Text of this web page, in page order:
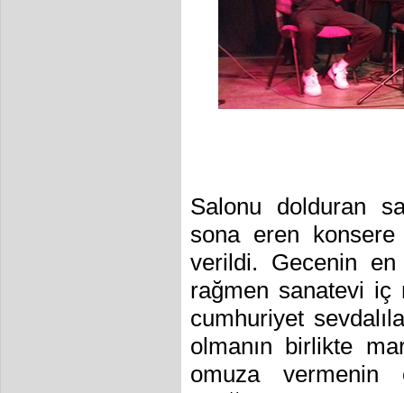
Salonu dolduran
sona eren
verildi. Gecenin
rağmen sanatevi iç
cumhuriyet
olmanın birlikte
omuza vermenin